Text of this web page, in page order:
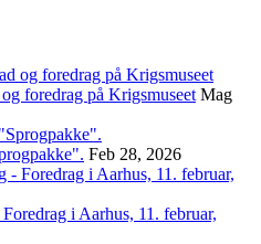
foredrag på Krigsmuseet Mag
Feb 28, 2026
i Aarhus, 11. februar,